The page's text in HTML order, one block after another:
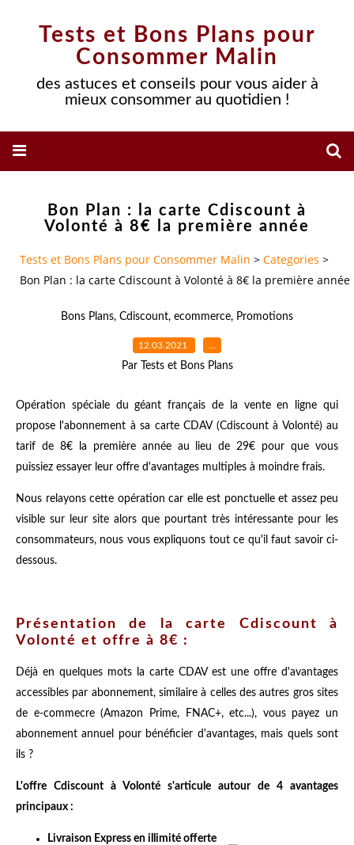
Tests et Bons Plans pour
Consommer Malin
des astuces et conseils pour vous aider à
mieux consommer au quotidien !
Bon Plan : la carte Cdiscount à
Volonté à 8€ la première année
Tests et Bons Plans pour Consommer Malin > Categories >
Bon Plan : la carte Cdiscount à Volonté à 8€ la première année
Bons Plans, Cdiscount, ecommerce, Promotions
12.03.2021 …
Par Tests et Bons Plans
Opération spéciale du géant français de la vente en ligne qui
propose l'abonnement à sa carte CDAV (Cdiscount à Volonté) au
tarif de 8€ la première année au lieu de 29€ pour que vous
puissiez essayer leur offre d'avantages multiples à moindre frais.
Nous relayons cette opération car elle est ponctuelle et assez peu
visible sur leur site alors que pourtant très intéressante pour les
consommateurs, nous vous expliquons tout ce qu'il faut savoir ci-
dessous.
Présentation de la carte Cdiscount à
Volonté et offre à 8€ :
Déjà en quelques mots la carte CDAV est une offre d'avantages
accessibles par abonnement, similaire à celles des autres gros sites
de e-commecre (Amazon Prime, FNAC+, etc...), vous payez un
abonnement annuel pour bénéficier d'avantages, mais quels sont
ils ?
L'offre Cdiscount à Volonté s'articule autour de 4 avantages
principaux :
Livraison Express en illimité offerte